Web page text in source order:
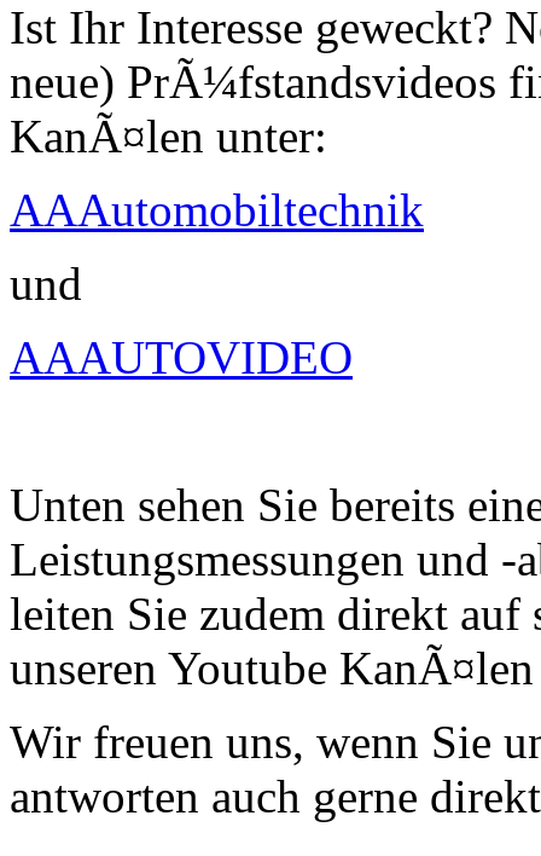
Ist Ihr Interesse geweckt?
neue) PrÃ¼fstandsvideos
KanÃ¤len unter:
AAAutomobiltechnik
und
AAAUTOVIDEO
Unten sehen Sie bereits
Leistungsmessungen und -
leiten Sie zudem direkt auf
unseren Youtube
Wir freuen uns, wenn Sie
antworten auch gerne